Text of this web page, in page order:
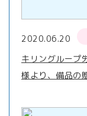
2020.06.20
キリングループ
様より、備品の